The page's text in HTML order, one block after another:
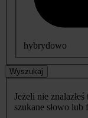
hybrydowo
Wyszukaj
Jeżeli nie
szukane słowo lub